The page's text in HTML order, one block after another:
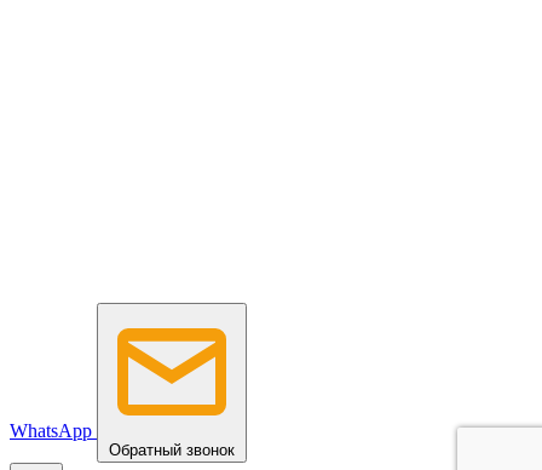
WhatsApp
Обратный звонок